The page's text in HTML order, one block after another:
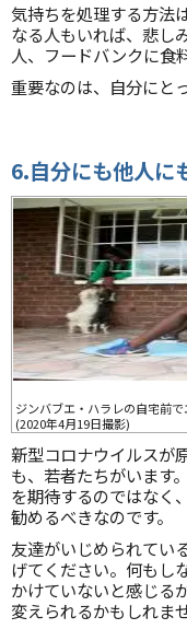
気持ちを処理する方法
なる人もいれば、悲し
人、フードバンクに食
重要なのは、自分にと
6.自分にも他人に
ジンバブエ・ハラレの自宅前
(2020年4月19日撮影)
新型コロナウイルスが
も、若者たちがいます
を期待するのではなく
勧めるべきなのです。
友達がいじめられてい
げてください。何もし
かけていないと感じる
変えられるかもしれま